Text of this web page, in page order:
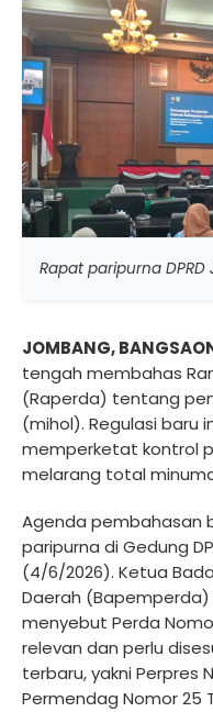
Rapat paripurna DPRD
JOMBANG,
tengah membahas
(Raperda) tentang
(mihol). Regulasi baru
memperketat kontrol
melarang total
Agenda pembahasan
paripurna di Gedung
(4/6/2026). Ketua
Daerah (Bapemperda)
menyebut Perda
relevan dan perlu
terbaru, yakni Perpres
Permendag Nomor 25